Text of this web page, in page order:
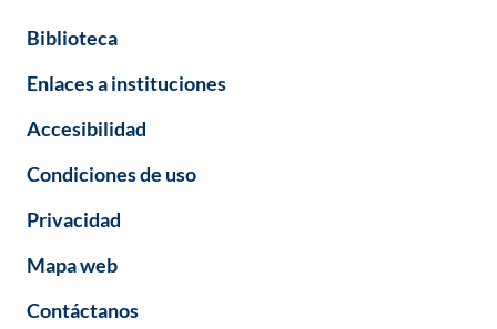
Biblioteca
Enlaces a instituciones
Accesibilidad
Condiciones de uso
Privacidad
Mapa web
Contáctanos